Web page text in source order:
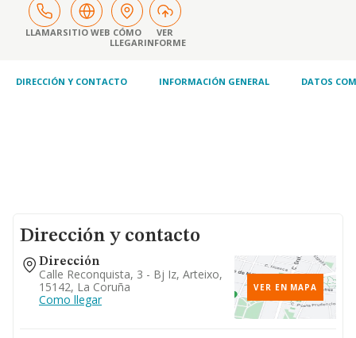
LLAMARSITIO WEB CÓMO
LLEGAR
VER
INFORME
DIRECCIÓN Y CONTACTO INFORMACIÓN GENERAL DATOS
Dirección y contacto
Dirección
Calle Reconquista, 3 - Bj Iz, Arteixo,
15142, La Coruña
Como llegar
VER EN MAPA